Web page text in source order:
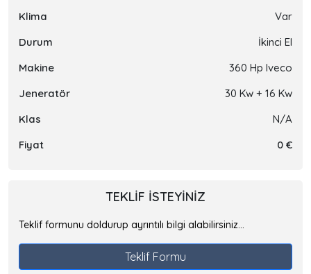
Klima
Var
Durum
İkinci El
Makine
360 Hp Iveco
Jeneratör
30 Kw + 16 Kw
Klas
N/A
Fiyat
0 €
TEKLIF ISTEYINIZ
Teklif formunu doldurup ayrıntılı bilgi alabilirsiniz...
Teklif Formu